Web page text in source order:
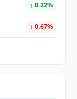
↑ 0.22%
↓ 0.67%